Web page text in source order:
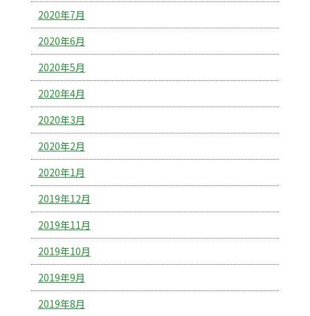
2020年7月
2020年6月
2020年5月
2020年4月
2020年3月
2020年2月
2020年1月
2019年12月
2019年11月
2019年10月
2019年9月
2019年8月